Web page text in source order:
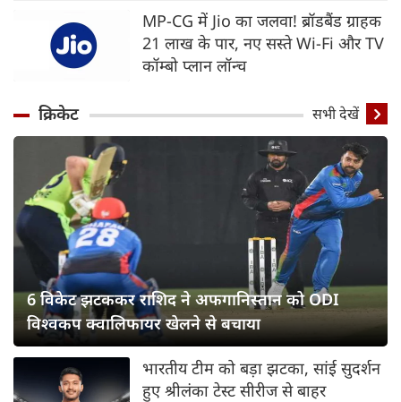
MP-CG में Jio का जलवा! ब्रॉडबैंड ग्राहक
21 लाख के पार, नए सस्ते Wi-Fi और TV
कॉम्बो प्लान लॉन्च
क्रिकेट सभी देखें
6 विकेट झटककर राशिद ने अफगानिस्तान को ODI
विश्वकप क्वालिफायर खेलने से बचाया
भारतीय टीम को बड़ा झटका, सांई सुदर्शन
हुए श्रीलंका टेस्ट सीरीज से बाहर